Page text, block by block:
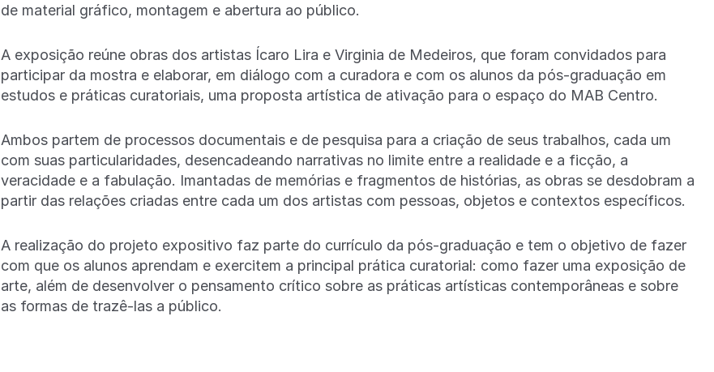
de material gráfico, montagem e abertura ao público.
A exposição reúne obras dos artistas Ícaro Lira e Virginia de Medeiros, que foram convidados para
participar da mostra e elaborar, em diálogo com a curadora e com os alunos da pós-graduação em
estudos e práticas curatoriais, uma proposta artística de ativação para o espaço do MAB Centro.
Ambos partem de processos documentais e de pesquisa para a criação de seus trabalhos, cada um
com suas particularidades, desencadeando narrativas no limite entre a realidade e a ficção, a
veracidade e a fabulação. Imantadas de memórias e fragmentos de histórias, as obras se desdobram a
partir das relações criadas entre cada um dos artistas com pessoas, objetos e contextos específicos.
A realização do projeto expositivo faz parte do currículo da pós-graduação e tem o objetivo de fazer
com que os alunos aprendam e exercitem a principal prática curatorial: como fazer uma exposição de
arte, além de desenvolver o pensamento crítico sobre as práticas artísticas contemporâneas e sobre
as formas de trazê-las a público.